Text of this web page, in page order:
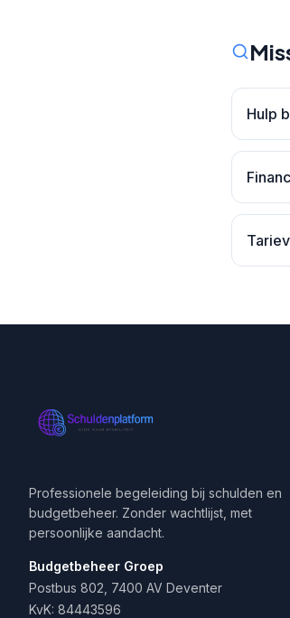
Hulp
Professionele begeleiding bij schulden en
budgetbeheer. Zonder wachtlijst, met
persoonlijke aandacht.
Budgetbeheer Groep
Postbus 802, 7400 AV Deventer
KvK: 84443596